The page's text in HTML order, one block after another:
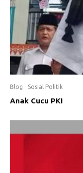
Blog Sosial Politik
Anak Cucu PKI